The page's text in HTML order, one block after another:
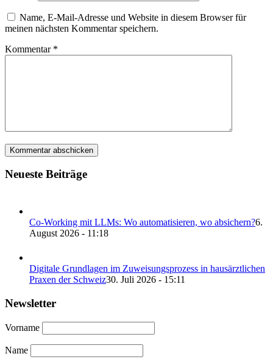
Name, E-Mail-Adresse und Website in diesem Browser für
meinen nächsten Kommentar speichern.
Kommentar *
Neueste Beiträge
Co-Working mit LLMs: Wo automatisieren, wo absichern?6.
August 2026 - 11:18
Digitale Grundlagen im Zuweisungsprozess in hausärztlichen
Praxen der Schweiz30. Juli 2026 - 15:11
Newsletter
Vorname
Name